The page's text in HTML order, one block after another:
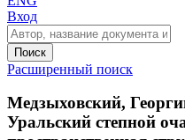
Вход
Поиск
Расширенный поиск
Медзыховский,
Уральский степной